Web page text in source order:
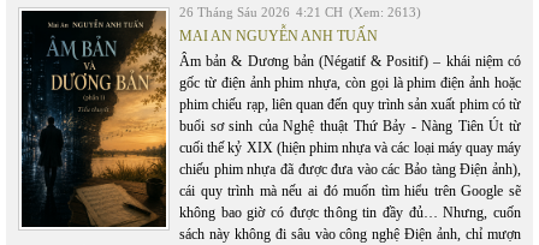
26 Tháng Sáu 2026 4:21 CH (Xem: 2613)
MAI AN NGUYỄN ANH TUẤN
Âm bản & Dương bản (Négatif & Positif) – khái niệm có
gốc từ điện ảnh phim nhựa, còn gọi là phim điện ảnh hoặc
phim chiếu rạp, liên quan đến quy trình sản xuất phim có từ
buổi sơ sinh của Nghệ thuật Thứ Bảy - Nàng Tiên Út từ
cuối thế kỷ XIX (hiện phim nhựa và các loại máy quay máy
chiếu phim nhựa đã được đưa vào các Bảo tàng Điện ảnh),
cái quy trình mà nếu ai đó muốn tìm hiểu trên Google sẽ
không bao giờ có được thông tin đầy đủ… Nhưng, cuốn
sách này không đi sâu vào công nghệ Điện ảnh, chỉ mượn